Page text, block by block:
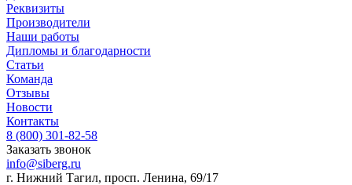
Реквизиты
Производители
Наши работы
Дипломы и благодарности
Статьи
Команда
Отзывы
Новости
Контакты
8 (800) 301-82-58
Заказать звонок
info@siberg.ru
г. Нижний Тагил, просп. Ленина, 69/17